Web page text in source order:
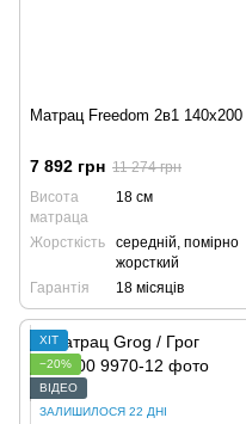
Матрац Freedom 2в1 140x200
7 892 грн 11 274 грн
Висота
матраца
18 см
Жорсткість
середній, помірно
жорсткий
Гарантія
18 місяців
ХІТ
−20%
ВІДЕО
ЗАЛИШИЛОСЯ 22 ДНІ